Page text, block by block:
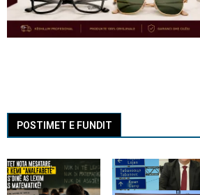
POSTIMET E FUNDIT